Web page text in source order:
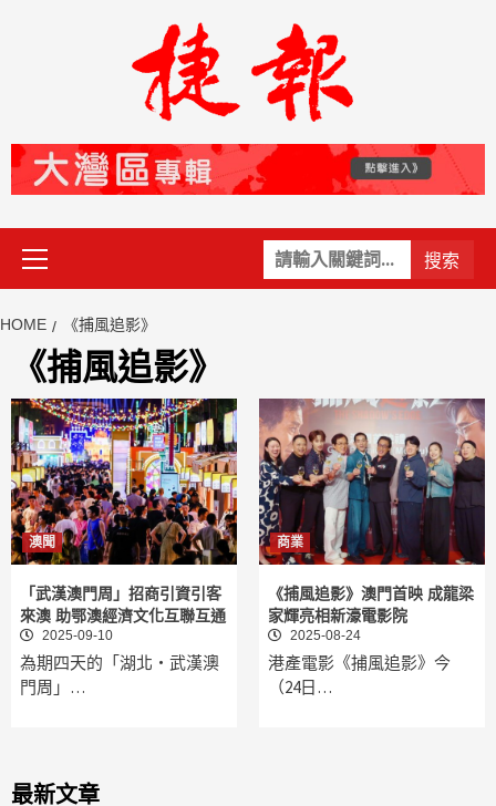
關
鍵
Primary
Menu
HOME 《捕風追影》
《捕風追影》
澳聞
「武漢澳門周」招商引資引客
來澳 助鄂澳經濟文化互聯互通
2025-09-10
為期四天的「湖北‧武漢澳
門周」…
商業
《捕風追影》澳門首映 成龍梁
家輝亮相新濠電影院
2025-08-24
港產電影《捕風追影》今
（24日…
最新文章